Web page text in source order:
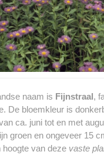
naam is Fijnstraal,
De bloemkleur is
ca. juni tot en met
groen en ongeveer 15
van deze vaste